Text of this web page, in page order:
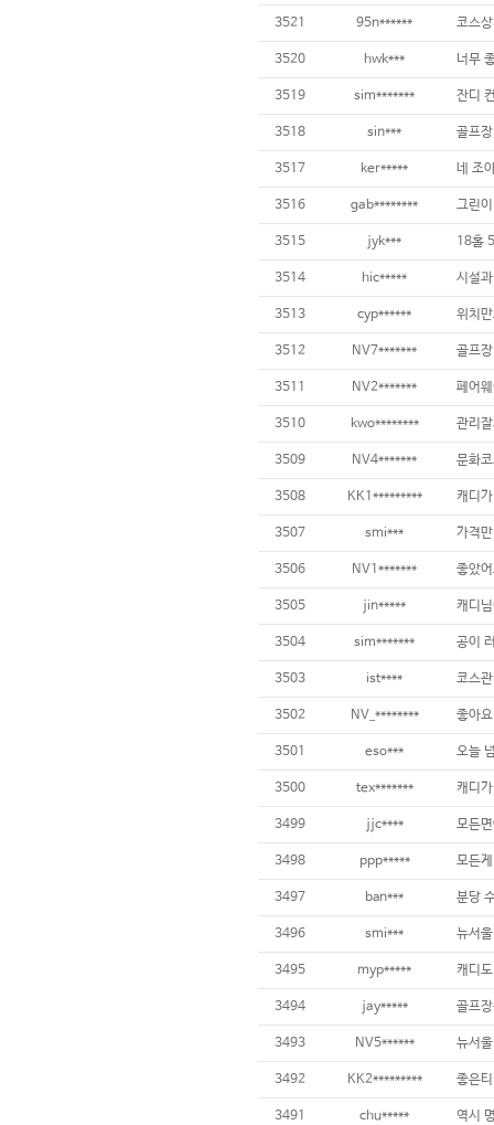
3521 95n******
3520 hwk***
3519 sim******* 잔디
3518 sin***
3517 ker***** 네 조
3516 gab******** 그린
3515 jyk***
3514 hic*****
3513 cyp******
3512 NV7*******
3511 NV2*******
3510 kwo********
3509 NV4*******
3508 KK1*********
3507 smi*** 가격
3506 NV1*******
3505 jin*****
3504 sim*******
3503 ist****
3502 NV_********
3501 eso***
3500 tex*******
3499 jjc****
3498 ppp*****
3497 ban***
3496 smi***
3495 myp*****
3494 jay*****
3493 NV5******
3492 KK2*********
3491 chu*****